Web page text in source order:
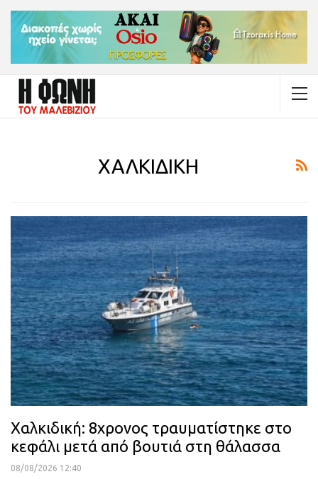
ΧΑΛΚΙΔΙΚΗ
Χαλκιδική: 8χρονος τραυματίστηκε στο
κεφάλι μετά από βουτιά στη θάλασσα
08/08/2026 12:40